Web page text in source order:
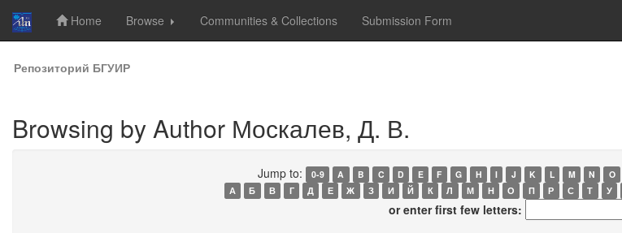
Skip
navigation
Home Browse Communities & Collections Submission Form
Репозиторий БГУИР
Browsing by Author Москалев, Д. В.
Jump to: 0-9 A B C D E F G H I J K L M N O
А
Б В Г Д Е Ж З И Й К Л М Н О П Р С Т У
or enter first few letters: